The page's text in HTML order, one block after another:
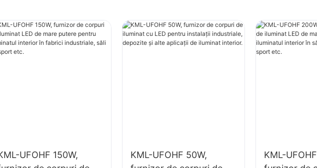
UFOHF 150W,
KML-UFOHF 50W,
KML-